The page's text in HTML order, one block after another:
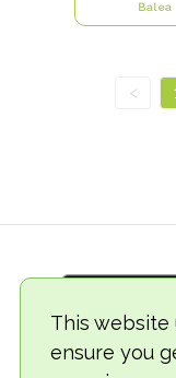
This website
ensure you
Balea
<